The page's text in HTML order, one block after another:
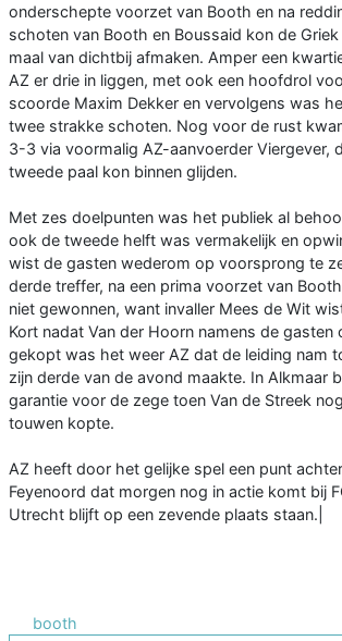
onderschepte voorzet van Booth en na
schoten van Booth en Boussaid kon de
maal van dichtbij afmaken. Amper een
AZ er drie in liggen, met ook een hoofdrol
scoorde Maxim Dekker en vervolgens was
twee strakke schoten. Nog voor de rust
3-3 via voormalig AZ-aanvoerder Viergever,
tweede paal kon binnen glijden.
Met zes doelpunten was het publiek al
ook de tweede helft was vermakelijk en
wist de gasten wederom op voorsprong te
derde treffer, na een prima voorzet van
niet gewonnen, want invaller Mees de Wit
Kort nadat Van der Hoorn namens de gasten
gekopt was het weer AZ dat de leiding nam
zijn derde van de avond maakte. In Alkmaar
garantie voor de zege toen Van de Streek
touwen kopte.
AZ heeft door het gelijke spel een punt
Feyenoord dat morgen nog in actie komt bij
Utrecht blijft op een zevende plaats staan.|
booth